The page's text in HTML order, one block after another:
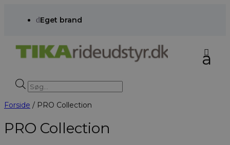
dEget brand
Products
search
Forside / PRO Collection
PRO Collection